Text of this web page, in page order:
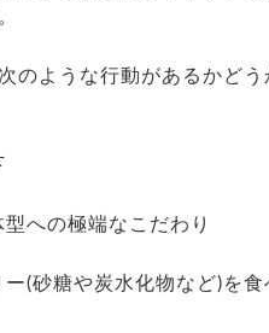
のような行動があるかど
への極端なこだわり
(砂糖や炭水化物など)を食